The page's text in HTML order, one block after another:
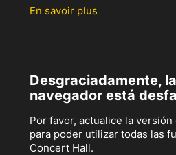
En savoir plus
Desgraciadamente,
navegador está
Por favor, actualice la
para poder utilizar todas las
Concert Hall.